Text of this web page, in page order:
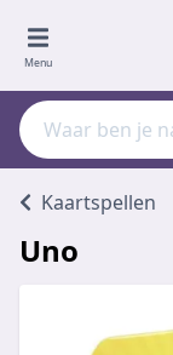
Menu
Kaartspellen
Uno